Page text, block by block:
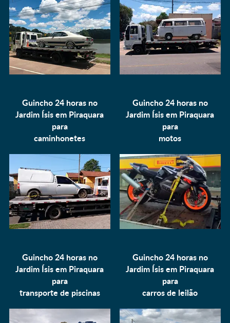
Guincho 24 horas no
Jardim Ísis em Piraquara
para
caminhonetes
Guincho 24 horas no
Jardim Ísis em Piraquara
para
motos
Guincho 24 horas no
Jardim Ísis em Piraquara
para
transporte de piscinas
Guincho 24 horas no
Jardim Ísis em Piraquara
para
carros de leilão